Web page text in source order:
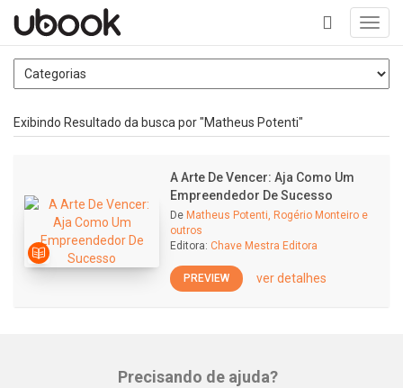
+
Exibindo Resultado da busca por "Matheus Potenti"
A Arte De Vencer: Aja Como Um
Empreendedor De Sucesso
De Matheus Potenti, Rogério Monteiro e
outros
Editora: Chave Mestra Editora
PREVIEW ver detalhes
Precisando de ajuda?